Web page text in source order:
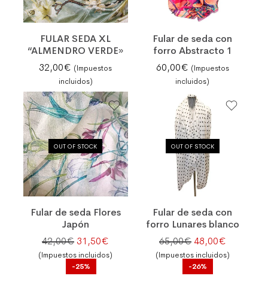
FULAR SEDA XL
“ALMENDRO VERDE»
32,00€ (Impuestos
incluidos)
Fular de seda con
forro Abstracto 1
60,00€ (Impuestos
incluidos)
OUT OF STOCK
Fular de seda Flores
Japón
42,00€ El precio original era: 42,00€.
31,50€ El precio actual es: 31,50€.
(Impuestos incluidos)
-25%
OUT OF STOCK
Fular de seda con
forro Lunares blanco
65,00€ El precio
48,00€El precio
(Impuestos incluidos)
-26%